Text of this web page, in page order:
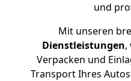
und
Mit unseren
Dienstleistungen,
Verpacken und
Transport Ihres